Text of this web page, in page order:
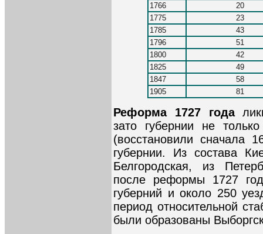
1766
20
1775
23
1785
43
1796
51
1800
42
1825
49
1847
58
1905
81
Реформа 1727 года
зато губернии не
(восстановили сначала
губернии. Из состава
Белгородская, из
после реформы 1727
губерний и около 250
период относительной
были образованы